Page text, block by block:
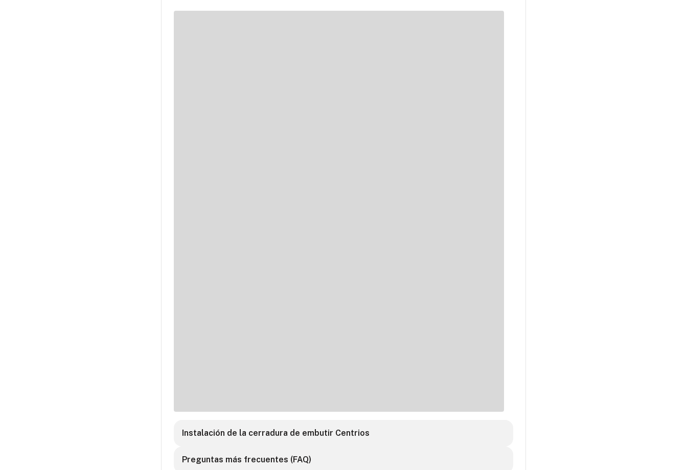
Instalación de la cerradura de embutir Centrios
Preguntas más frecuentes (FAQ)